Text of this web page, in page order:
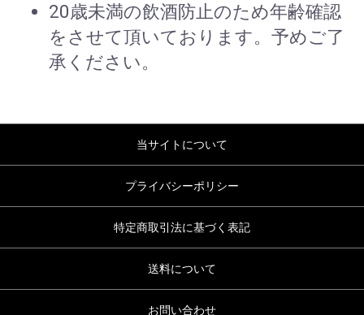
20歳未満の飲酒防止のため年齢確認
をさせて頂いております。予めご了
承ください。
当サイトについて
プライバシーポリシー
特定商取引法に基づく表記
送料について
お問い合わせ